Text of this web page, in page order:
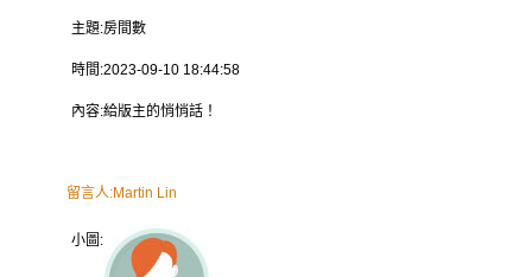
主題:房間數
時間:2023-09-10 18:44:58
內容:給版主的悄悄話！
留言人:Martin Lin
小圖: